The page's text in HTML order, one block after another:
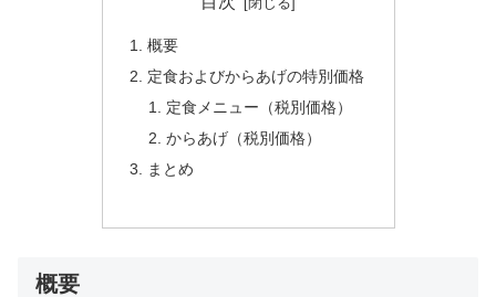
概要
定食およびからあげの特別価格
定食メニュー（税別価格）
からあげ（税別価格）
まとめ
概要